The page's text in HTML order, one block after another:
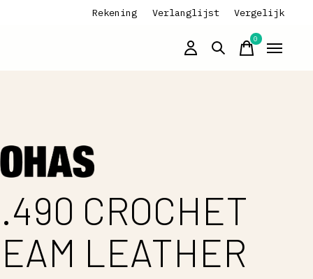
Rekening Verlanglijst Vergelijk
0items
CROCHET
LEATHER